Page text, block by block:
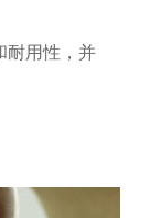
耐用性，并